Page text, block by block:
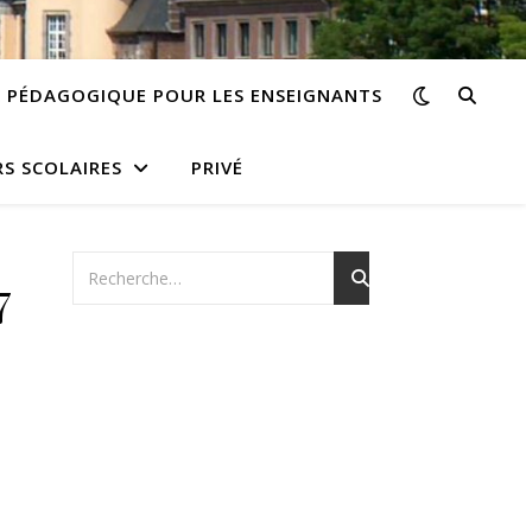
PÉDAGOGIQUE POUR LES ENSEIGNANTS
SCOLAIRES PRIVÉ